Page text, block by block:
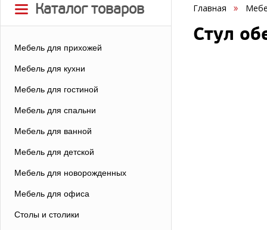
Каталог товаров
Мебель для прихожей
Мебель для кухни
Мебель для гостиной
Мебель для спальни
Мебель для ванной
Мебель для детской
Мебель для новорожденных
Мебель для офиса
Столы и столики
Главная
Стул